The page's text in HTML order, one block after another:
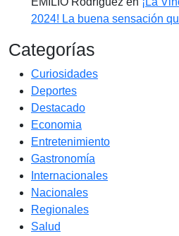
2024! La buena sensación
Categorías
Curiosidades
Deportes
Destacado
Economia
Entretenimiento
Gastronomía
Internacionales
Nacionales
Regionales
Salud